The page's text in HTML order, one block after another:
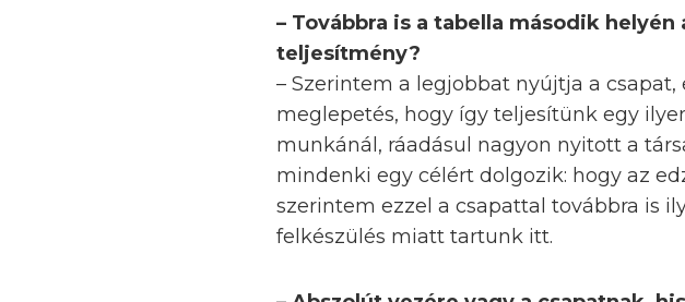
– Továbbra is a tabella második
teljesítmény?
– Szerintem a legjobbat nyújtja a
meglepetés, hogy így teljesítünk egy
munkánál, ráadásul nagyon nyitott a
mindenki egy célért dolgozik: hogy az
szerintem ezzel a csapattal továbbra is
felkészülés miatt tartunk itt.